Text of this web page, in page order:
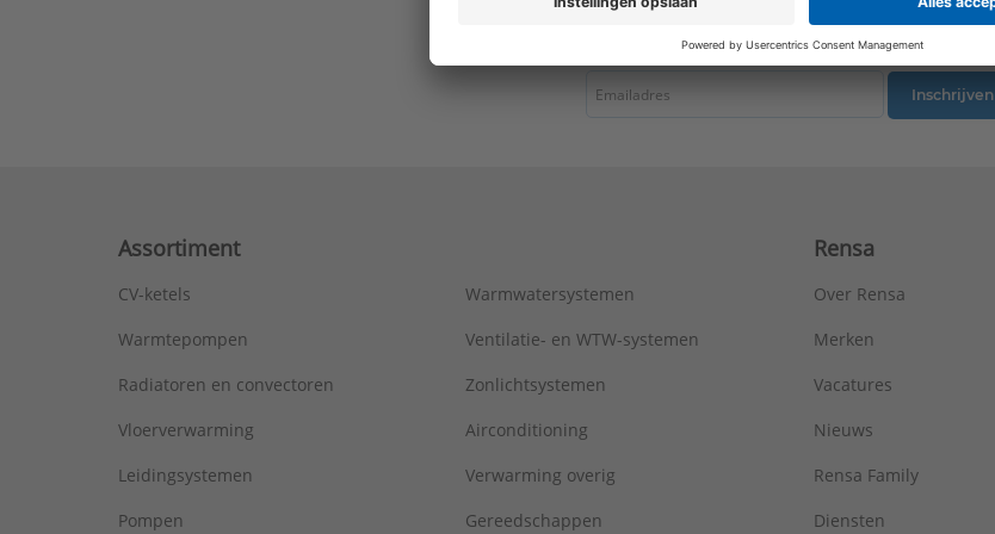
RAL-nummer (vergelijkbaar):
IK00
Uitvoering oppervlakte: Glanzend
A071C
Inschrijven
Assortiment
CV-ketels
Warmtepompen
Radiatoren en convectoren
Vloerverwarming
Leidingsystemen
Pompen
Warmwatersystemen
Ventilatie- en WTW-systemen
Zonlichtsystemen
Airconditioning
Verwarming overig
Gereedschappen
Rensa
Over Rensa
Merken
Vacatures
Nieuws
Rensa Family
Diensten